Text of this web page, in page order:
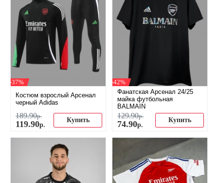
-37%
Костюм взрослый Арсенал
черный Adidas
189.90р.
119.90р.
Купить
-42%
Фанатская Арсенал 24/25
майка футбольная
BALMAIN
129.90р.
74.90р.
Купить